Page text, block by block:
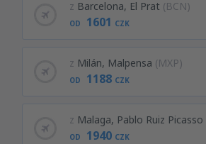
z Barcelona, El Prat (BCN)
OD 1601 CZK
z Milán, Malpensa (MXP)
OD 1188 CZK
z Malaga, Pablo Ruiz Picasso
OD 1940 CZK